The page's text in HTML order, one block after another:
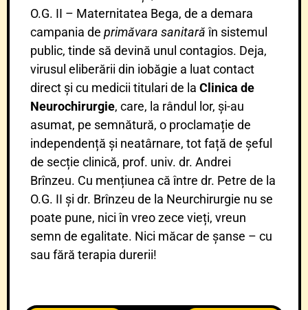
O.G. II – Maternitatea Bega, de a demara
campania de primăvara sanitarăîn sistemul
public, tinde să devină unul contagios. Deja,
virusul eliberării din iobăgie a luat contact
direct și cu medicii titulari de la Clinica de
Neurochirurgie, care, la rândul lor, și-au
asumat, pe semnătură, o proclamație de
independență și neatârnare, tot față de șeful
de secție clinică, prof. univ. dr. Andrei
Brînzeu. Cu mențiunea că între dr. Petre de la
O.G. II și dr. Brînzeu de la Neurchirurgie nu se
poate pune, nici în vreo zece vieți, vreun
semn de egalitate. Nici măcar de șanse – cu
sau fără terapia durerii!